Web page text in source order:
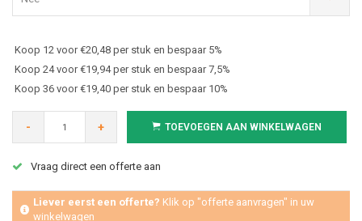
Koop 12 voor €20,48 per stuk en bespaar 5%
Koop 24 voor €19,94 per stuk en bespaar 7,5%
Koop 36 voor €19,40 per stuk en bespaar 10%
- + TOEVOEGEN AAN WINKELWAGEN
Vraag direct een offerte aan
Liever eerst een offerte? Klik op "offerte aanvragen" in uw
winkelwagen